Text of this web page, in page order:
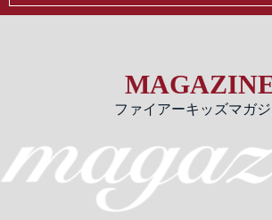
ファイアーキッズマガ